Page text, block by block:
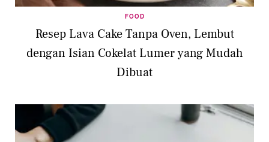
FOOD
Resep Lava Cake Tanpa Oven, Lembut
dengan Isian Cokelat Lumer yang Mudah
Dibuat